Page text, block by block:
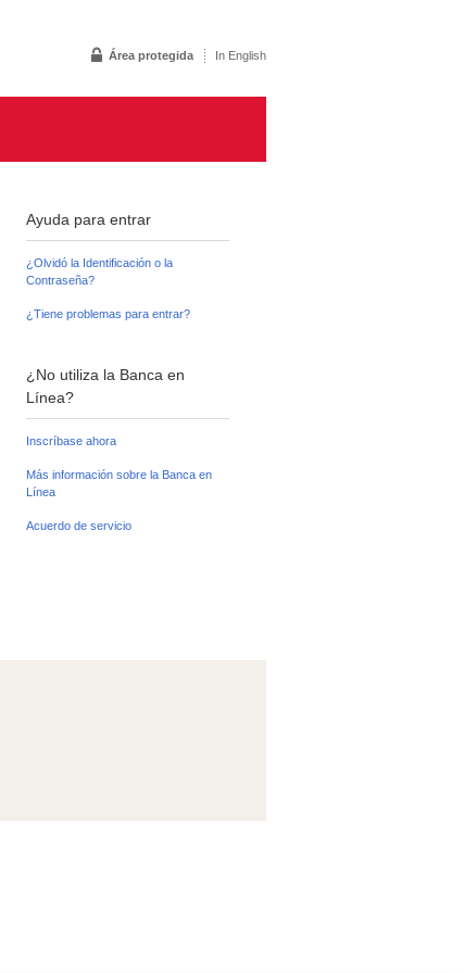
Área protegida In English
Ayuda para entrar
¿Olvidó la Identificación o la
Contraseña?
¿Tiene problemas para entrar?
¿No utiliza la Banca en
Línea?
Inscríbase ahora
Más información sobre la Banca en
Línea
Acuerdo de servicio